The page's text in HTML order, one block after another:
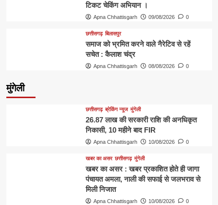
टिकट चेकिंग अभियान ।
Apna Chhattisgarh 09/08/2026 0
छत्तीसगढ़ बिलासपुर
समाज को भ्रमित करने वाले नैरेटिव से रहें
सचेत : कैलाश चंद्र
Apna Chhattisgarh 08/08/2026 0
मुंगेली
छत्तीसगढ़ ब्रेकिंग न्यूज मुंगेली
26.87 लाख की सरकारी राशि की अनधिकृत
निकासी, 10 महीने बाद FIR
Apna Chhattisgarh 10/08/2026 0
खबर का असर छत्तीसगढ़ मुंगेली
खबर का असर : खबर प्रकाशित होते ही जागा
पंचायत अमला, नाली की सफाई से जलभराव से
मिली निजात
Apna Chhattisgarh 10/08/2026 0